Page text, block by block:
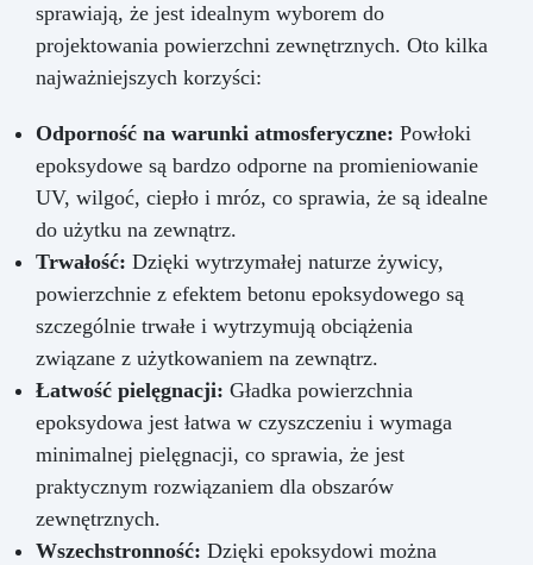
sprawiają, że jest idealnym wyborem do
projektowania powierzchni zewnętrznych. Oto kilka
najważniejszych korzyści:
Odporność na warunki atmosferyczne: Powłoki
epoksydowe są bardzo odporne na promieniowanie
UV, wilgoć, ciepło i mróz, co sprawia, że są idealne
do użytku na zewnątrz.
Trwałość: Dzięki wytrzymałej naturze żywicy,
powierzchnie z efektem betonu epoksydowego są
szczególnie trwałe i wytrzymują obciążenia
związane z użytkowaniem na zewnątrz.
Łatwość pielęgnacji: Gładka powierzchnia
epoksydowa jest łatwa w czyszczeniu i wymaga
minimalnej pielęgnacji, co sprawia, że jest
praktycznym rozwiązaniem dla obszarów
zewnętrznych.
Wszechstronność: Dzięki epoksydowi można